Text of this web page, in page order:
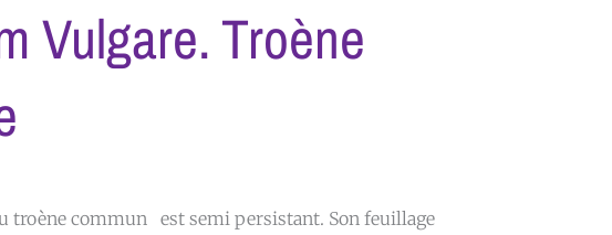
Vulgare. Troène
troène commun est semi persistant. Son feuillage